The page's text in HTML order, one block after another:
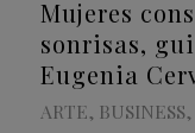
Mujeres
sonrisas,
Eugenia
ARTE, BUSINESS,